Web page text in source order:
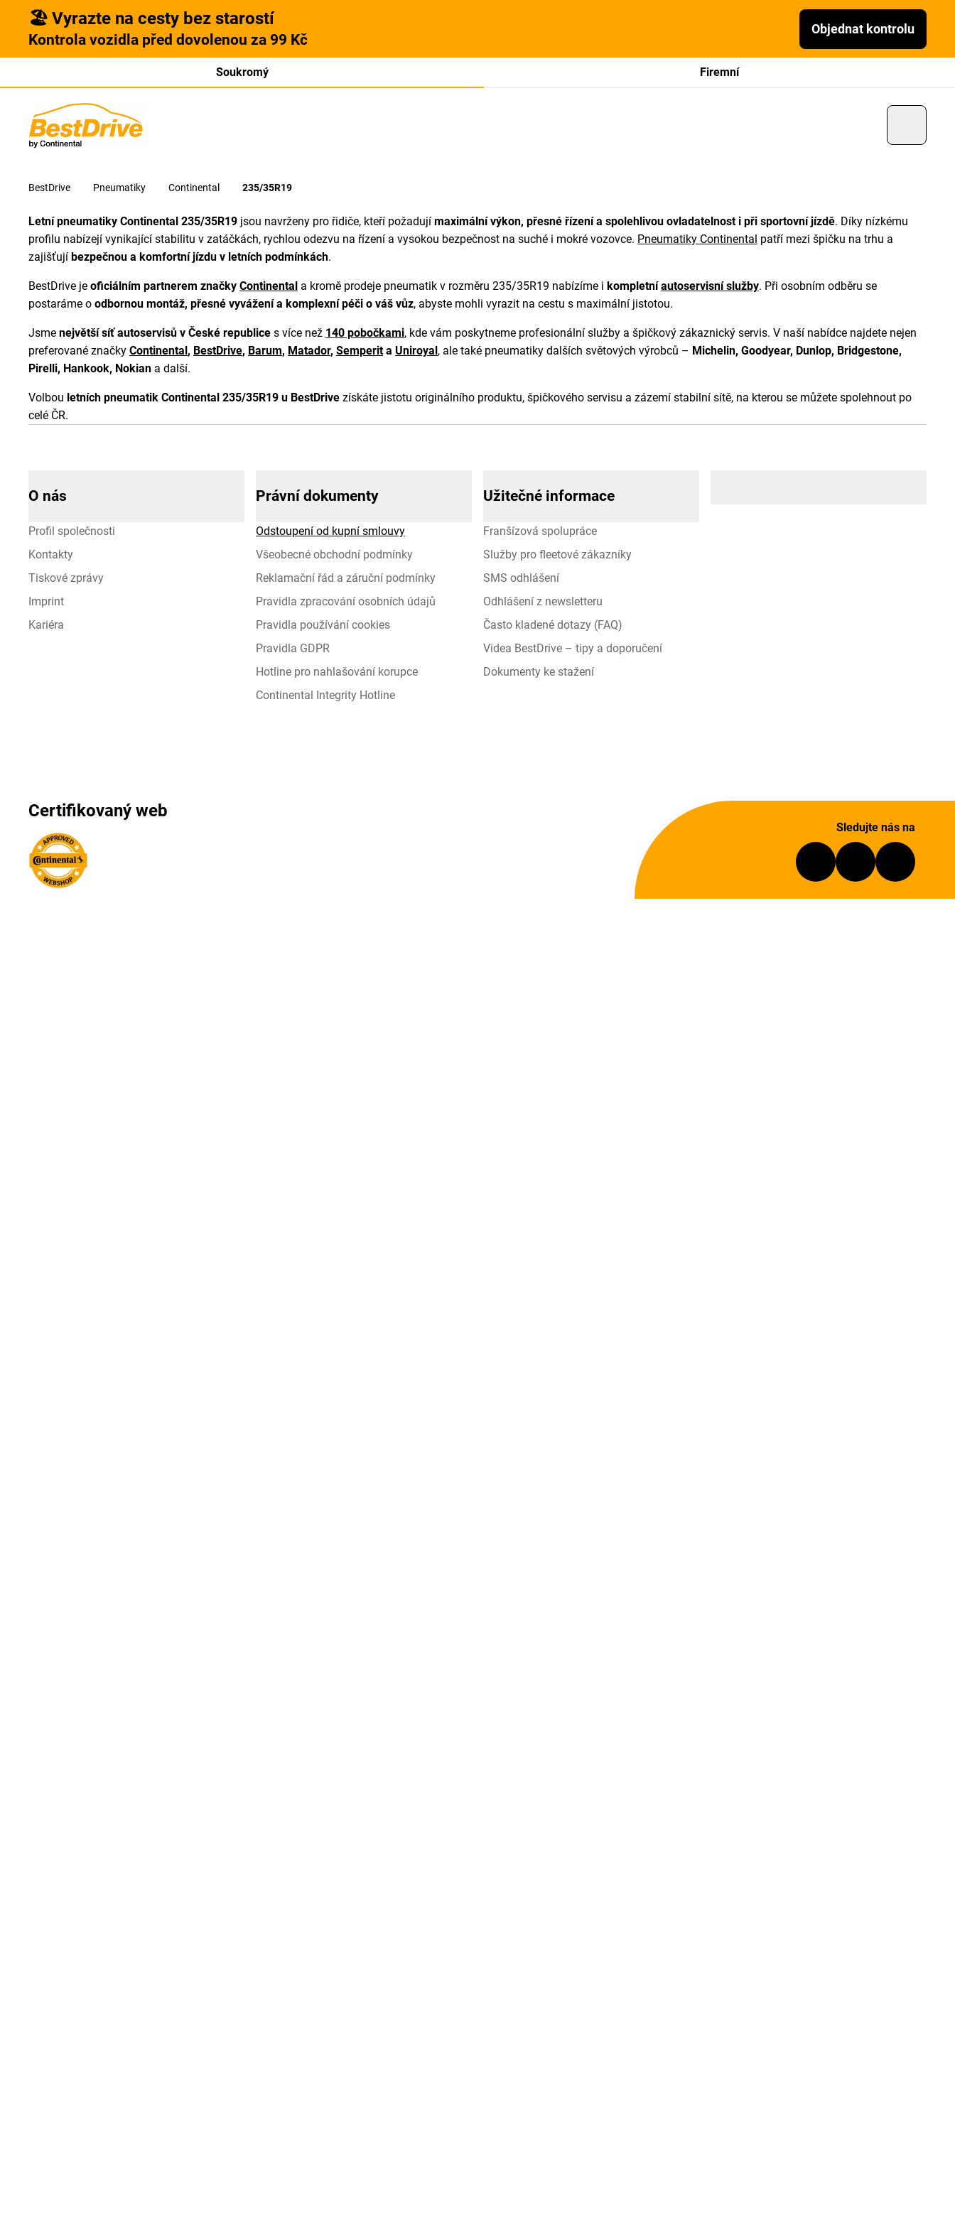
🏖️ Vyrazte na cesty bez starostí
Kontrola vozidla před dovolenou za 99 Kč
Objednat kontrolu
Soukromý Firemní
BestDrive Pneumatiky Continental 235/35R19
Letní pneumatiky Continental 235/35R19 jsou navrženy pro řidiče, kteří požadují maximální výkon, přesné řízení a spolehlivou ovladatelnost i při sportovní jízdě. Díky nízkému
profilu nabízejí vynikající stabilitu v zatáčkách, rychlou odezvu na řízení a vysokou bezpečnost na suché i mokré vozovce. Pneumatiky Continental patří mezi špičku na trhu a
zajišťují bezpečnou a komfortní jízdu v letních podmínkách.
BestDrive je oficiálním partnerem značky Continental a kromě prodeje pneumatik v rozměru 235/35R19 nabízíme i kompletníautoservisní služby. Při osobním odběru se
postaráme o odbornou montáž, přesné vyvážení a komplexní péči o váš vůz, abyste mohli vyrazit na cestu s maximální jistotou.
Jsme největší síť autoservisů v České republice s více než 140 pobočkami, kde vám poskytneme profesionální služby a špičkový zákaznický servis. V naší nabídce najdete nejen
preferované značky Continental, BestDrive, Barum, Matador, Semperita Uniroyal, ale také pneumatiky dalších světových výrobců – Michelin, Goodyear, Dunlop, Bridgestone,
Pirelli, Hankook, Nokian a další.
Volbou letních pneumatik Continental 235/35R19 u BestDrive získáte jistotu originálního produktu, špičkového servisu a zázemí stabilní sítě, na kterou se můžete spolehnout po
celé ČR.
O nás
Profil společnosti
Kontakty
Tiskové zprávy
Imprint
Kariéra
Právní dokumenty
Odstoupení od kupní smlouvy
Všeobecné obchodní podmínky
Reklamační řád a záruční podmínky
Pravidla zpracování osobních údajů
Pravidla používání cookies
Pravidla GDPR
Hotline pro nahlašování korupce
Continental Integrity Hotline
Užitečné informace
Franšízová spolupráce
Služby pro fleetové zákazníky
SMS odhlášení
Odhlášení z newsletteru
Často kladené dotazy (FAQ)
Videa BestDrive – tipy a doporučení
Dokumenty ke stažení
Certifikovaný web
Sledujte nás na